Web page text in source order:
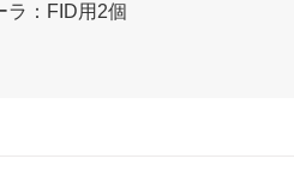
ラ：FID用2個